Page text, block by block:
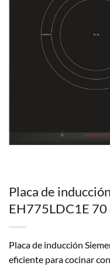
Placa de
EH775LDC1E
Placa de inducción
eficiente para cocinar